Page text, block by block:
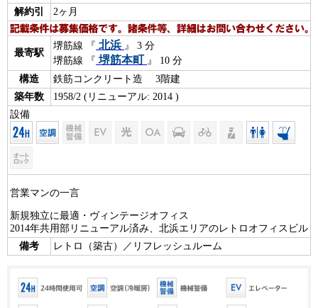
解約引
2ヶ月
最寄駅
堺筋線 『 北浜 』 3 分
堺筋線 『 堺筋本町 』 10 分
構造
鉄筋コンクリート造 3階建
築年数
1958/2 (リニューアル: 2014 )
設備
営業マンの一言
新規独立に最適・ヴィンテージオフィス
2014年共用部リニューアル済み、北浜エリアのレトロオフィスビル
備考
レトロ（築古）／リフレッシュルーム